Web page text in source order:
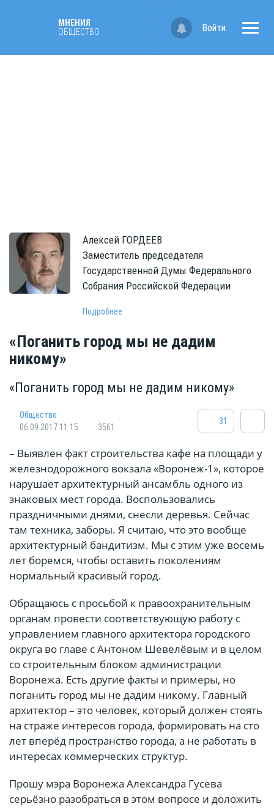
МНЕНИЯ
ОБЩЕСТВО
Войти
Алексей ГОРДЕЕВ
Заместитель председателя
Государственной Думы Федерального
Собрания Российской Федерации
Подробнее
«Поганить город мы не дадим
никому»
«Поганить город мы не дадим никому»
Общество
06.09.2017 11:15
3561
31
– Выявлен факт строительства кафе на площади у
железнодорожного вокзала «Воронеж-1», которое
нарушает архитектурный ансамбль одного из
знаковых мест города. Воспользовались
праздничными днями, снесли деревья. Сейчас
там техника, заборы. Я считаю, что это вообще
архитектурный бандитизм. Мы с этим уже восемь
лет боремся, чтобы оставить поколениям
нормальный красивый город.
Обращаюсь с просьбой к правоохранительным
органам провести соответствующую работу с
управлением главного архитектора городского
округа во главе с Антоном Шевелёвым и в целом
со строительным блоком администрации
Воронежа. Есть другие факты и примеры, но
поганить город мы не дадим никому. Главный
архитектор – это человек, который должен стоять
на страже интересов города, формировать на сто
лет вперёд пространство города, а не работать в
интересах коммерческих структур.
Прошу мэра Воронежа Александра Гусева
серьёзно разобраться в этом вопросе и доложить